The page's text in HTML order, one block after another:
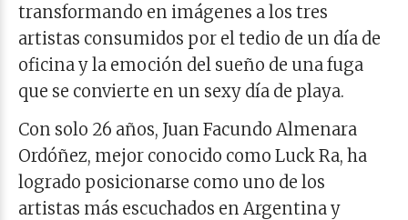
transformando en imágenes a los tres
artistas consumidos por el tedio de un día de
oficina y la emoción del sueño de una fuga
que se convierte en un sexy día de playa.
Con solo 26 años, Juan Facundo Almenara
Ordóñez, mejor conocido como Luck Ra, ha
logrado posicionarse como uno de los
artistas más escuchados en Argentina y